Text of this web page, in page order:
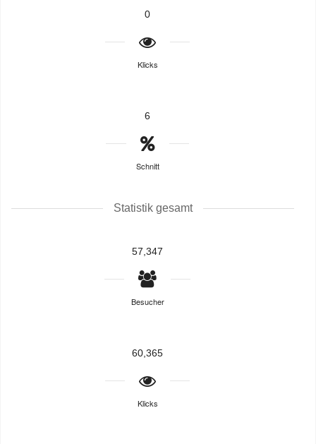
0
Klicks
6
Schnitt
Statistik gesamt
57,347
Besucher
60,365
Klicks